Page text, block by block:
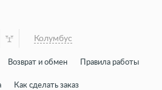
Колумбус
Возврат и обмен Правила работы
Как сделать заказ